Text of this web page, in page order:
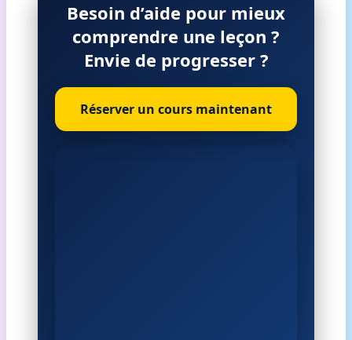
Besoin d’aide pour mieux
comprendre une leçon ?
Envie de progresser ?
Réserver un cours maintenant